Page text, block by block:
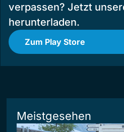
verpassen? Jetzt
herunterladen.
Zum Play Store
Meistgesehen